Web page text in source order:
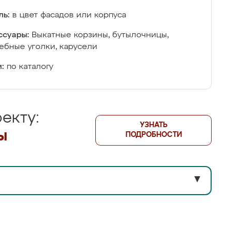
в цвет фасадов или корпуса
Выкатные корзины, бутылочницы,
уголки, карусели
по каталогу
УЗНАТЬ
ПОДРОБНОСТИ
▼